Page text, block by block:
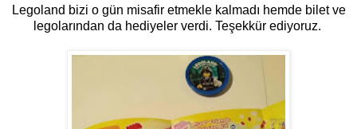
Legoland bizi o gün misafir etmekle kalmadı hemde bilet ve
legolarından da hediyeler verdi. Teşekkür ediyoruz.